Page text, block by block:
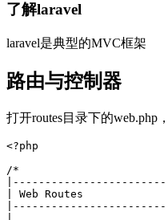
了解laravel
laravel是典型的MVC框架
路由与控制器
打开routes目录下的web.php
<?php
/*
| Web Routes